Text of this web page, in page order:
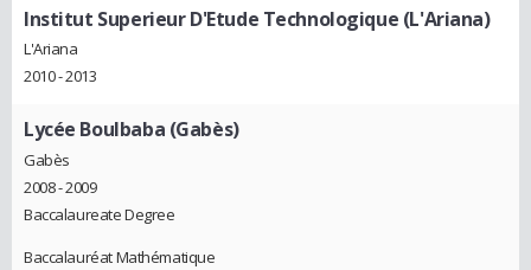
Institut Superieur D'Etude Technologique (L'Ariana)
L'Ariana
2010 - 2013
Lycée Boulbaba (Gabès)
Gabès
2008 - 2009
Baccalaureate Degree
Baccalauréat Mathématique